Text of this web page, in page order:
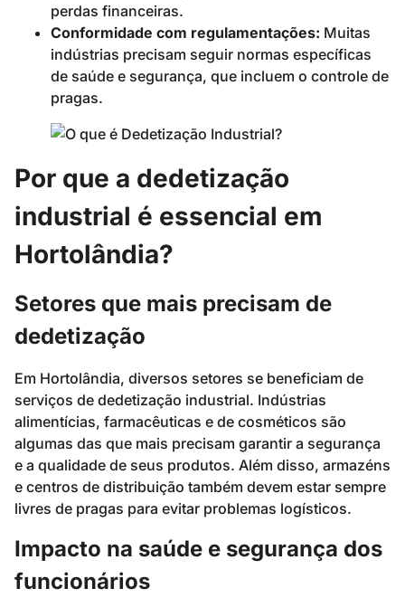
perdas financeiras.
Conformidade com regulamentações: Muitas
indústrias precisam seguir normas específicas
de saúde e segurança, que incluem o controle de
pragas.
Por que a dedetização
industrial é essencial em
Hortolândia?
Setores que mais precisam de
dedetização
Em Hortolândia, diversos setores se beneficiam de
serviços de dedetização industrial. Indústrias
alimentícias, farmacêuticas e de cosméticos são
algumas das que mais precisam garantir a segurança
e a qualidade de seus produtos. Além disso, armazéns
e centros de distribuição também devem estar sempre
livres de pragas para evitar problemas logísticos.
Impacto na saúde e segurança dos
funcionários